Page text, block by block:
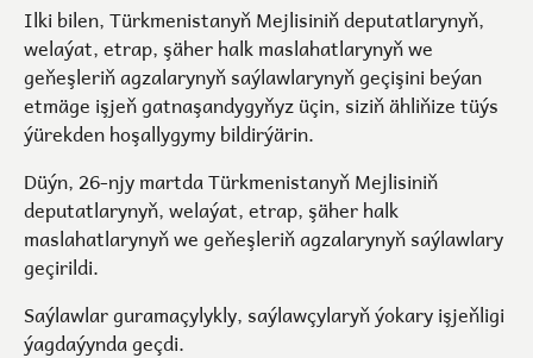
Ilki bilen, Türkmenistanyň Mejlisiniň deputatlarynyň,
welaýat, etrap, şäher halk maslahatlarynyň we
geňeşleriň agzalarynyň saýlawlarynyň geçişini beýan
etmäge işjeň gatnaşandygyňyz üçin, siziň ähliňize tüýs
ýürekden hoşallygymy bildirýärin.
Düýn, 26-njy martda Türkmenistanyň Mejlisiniň
deputatlarynyň, welaýat, etrap, şäher halk
maslahatlarynyň we geňeşleriň agzalarynyň saýlawlary
geçirildi.
Saýlawlar guramaçylykly, saýlawçylaryň ýokary işjeňligi
ýagdaýynda geçdi.